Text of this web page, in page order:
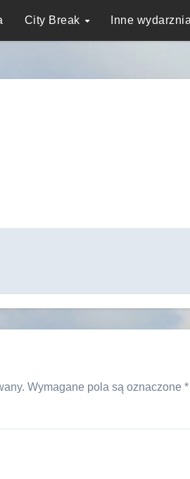
City Break Inne wydarznia
Wymagane pola są oznaczone *